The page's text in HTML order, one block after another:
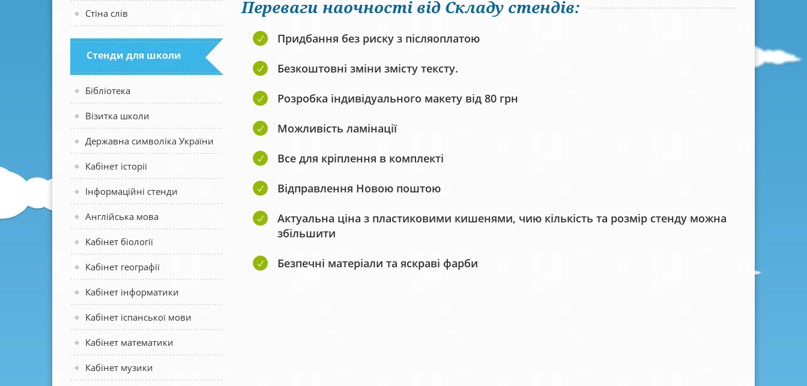
Стіна слів
Стенди для школи
Бібліотека
Візитка школи
Державна символіка України
Кабінет історії
Інформаційні стенди
Англійська мова
Кабінет біології
Кабінет географії
Кабінет інформатики
Кабінет іспанської мови
Кабінет математики
Кабінет музики
Переваги наочності від Складу стендів:
Придбання без риску з післяоплатою
Безкоштовні зміни змісту тексту.
Розробка індивідуального макету від 80 грн
Можливість ламінації
Все для кріплення в комплекті
Відправлення Новою поштою
Актуальна ціна з пластиковими кишенями, чию кількість та розмір стенду можна
збільшити
Безпечні матеріали та яскраві фарби